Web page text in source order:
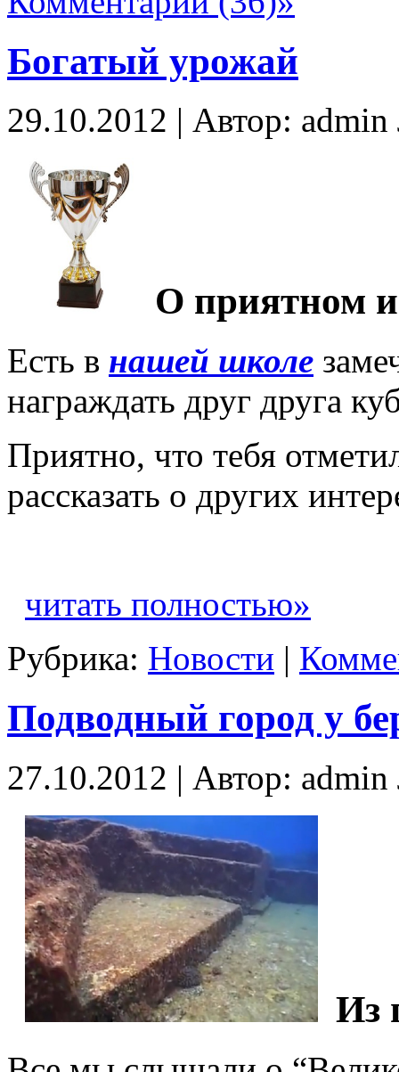
Богатый урожай
29.10.2012 | Автор:
О приятном
Есть в нашей школе
награждать друг друга
Приятно, что тебя
рассказать о других
читать полностью»
Рубрика: Новости |
Подводный город у
27.10.2012 | Автор:
Из